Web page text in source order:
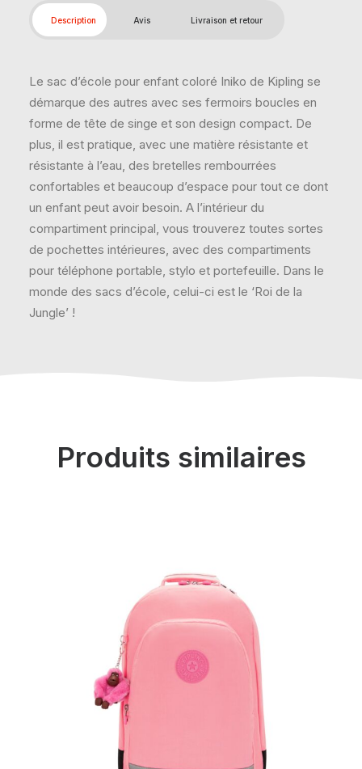
Description Avis Livraison et retour
Le sac d’école pour enfant coloré Iniko de Kipling se
démarque des autres avec ses fermoirs boucles en
forme de tête de singe et son design compact. De
plus, il est pratique, avec une matière résistante et
résistante à l’eau, des bretelles rembourrées
confortables et beaucoup d’espace pour tout ce dont
un enfant peut avoir besoin. A l’intérieur du
compartiment principal, vous trouverez toutes sortes
de pochettes intérieures, avec des compartiments
pour téléphone portable, stylo et portefeuille. Dans le
monde des sacs d’école, celui-ci est le ‘Roi de la
Jungle’ !
Produits similaires